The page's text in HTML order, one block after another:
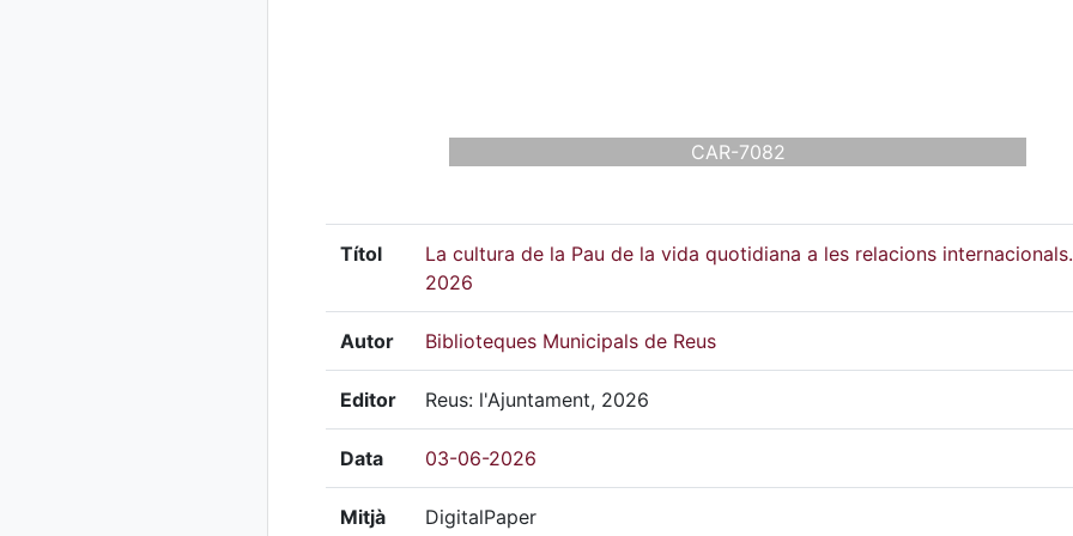
CAR-7082
Títol
La cultura de la Pau de la vida quotidiana a les relacions
2026
Autor Biblioteques Municipals de Reus
Editor Reus: l'Ajuntament, 2026
Data 03-06-2026
Mitjà DigitalPaper